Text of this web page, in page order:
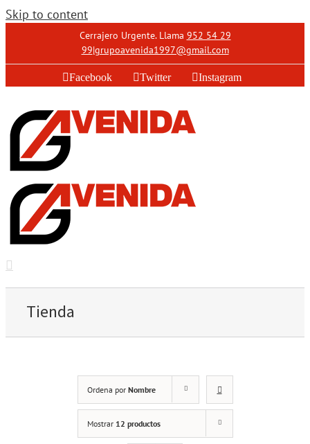
Skip to content
Cerrajero Urgente. Llama 952 54 29
99|grupoavenida1997@gmail.com
Facebook Twitter Instagram
Tienda
Ordena por Nombre
Mostrar 12 productos